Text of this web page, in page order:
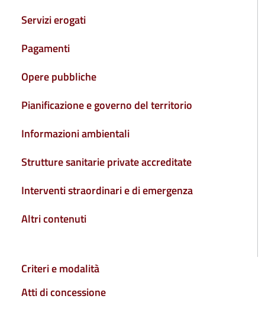
Servizi erogati
Pagamenti
Opere pubbliche
Pianificazione e governo del territorio
Informazioni ambientali
Strutture sanitarie private accreditate
Interventi straordinari e di emergenza
Altri contenuti
sottomenu della pagina
Criteri e modalità
Atti di concessione